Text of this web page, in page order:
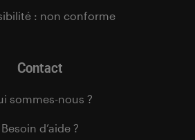
: non conforme
Contact
sommes-nous ?
Besoin d’aide ?